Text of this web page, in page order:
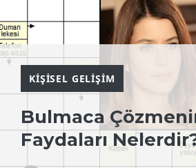
KIŞISEL GELIŞIM
Bulmaca
Faydaları